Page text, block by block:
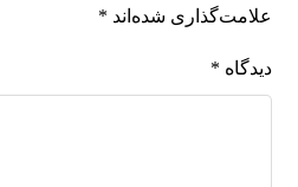
علامت‌گذاری شده‌اند *
دیدگاه *